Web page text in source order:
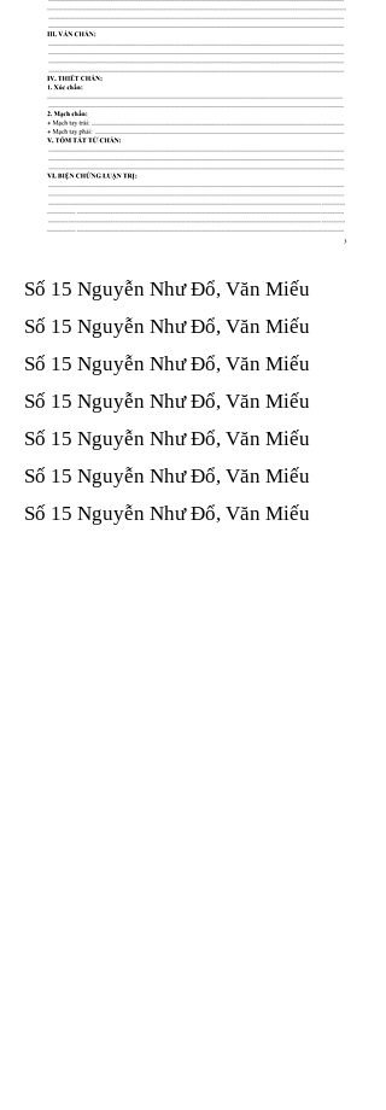
Số 15 Nguyễn Như Đổ, Văn Miếu​​​​
Số 15 Nguyễn Như Đổ, Văn Miếu​​​​
Số 15 Nguyễn Như Đổ, Văn Miếu​​​​
Số 15 Nguyễn Như Đổ, Văn Miếu​​​​
Số 15 Nguyễn Như Đổ, Văn Miếu​​​​
Số 15 Nguyễn Như Đổ, Văn Miếu​​​​
Số 15 Nguyễn Như Đổ, Văn Miếu​​​​